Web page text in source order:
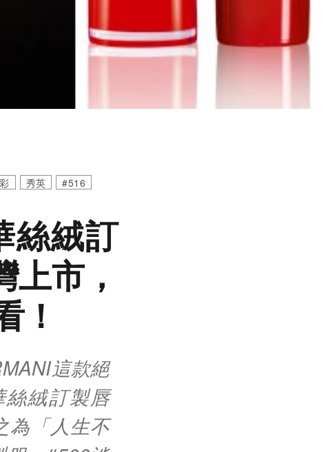
秀英 #516
絲絨訂
市，
！
這款絕
絨訂製唇
為「人生不